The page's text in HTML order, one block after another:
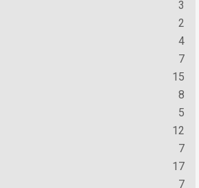
3
2
4
7
15
8
5
12
7
17
7